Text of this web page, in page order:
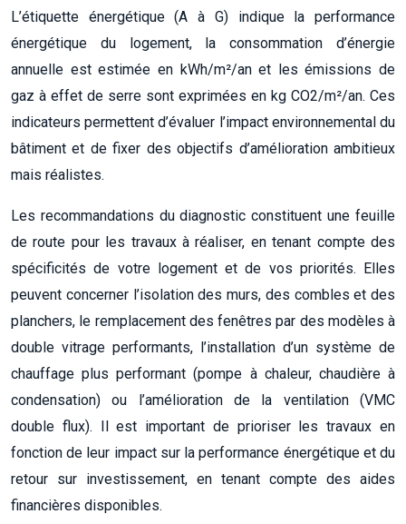
L’étiquette énergétique (A à G) indique la performance
énergétique du logement, la consommation d’énergie
annuelle est estimée en kWh/m²/an et les émissions de
gaz à effet de serre sont exprimées en kg CO2/m²/an. Ces
indicateurs permettent d’évaluer l’impact environnemental du
bâtiment et de fixer des objectifs d’amélioration ambitieux
mais réalistes.
Les recommandations du diagnostic constituent une feuille
de route pour les travaux à réaliser, en tenant compte des
spécificités de votre logement et de vos priorités. Elles
peuvent concerner l’isolation des murs, des combles et des
planchers, le remplacement des fenêtres par des modèles à
double vitrage performants, l’installation d’un système de
chauffage plus performant (pompe à chaleur, chaudière à
condensation) ou l’amélioration de la ventilation (VMC
double flux). Il est important de prioriser les travaux en
fonction de leur impact sur la performance énergétique et du
retour sur investissement, en tenant compte des aides
financières disponibles.